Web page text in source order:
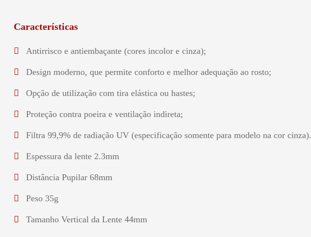
Características
Antirrisco e antiembaçante (cores incolor e cinza);
Design moderno, que permite conforto e melhor adequação ao rosto;
Opção de utilização com tira elástica ou hastes;
Proteção contra poeira e ventilação indireta;
Filtra 99,9% de radiação UV (especificação somente para modelo na cor cinza).
Espessura da lente 2.3mm
Distância Pupilar 68mm
Peso 35g
Tamanho Vertical da Lente 44mm